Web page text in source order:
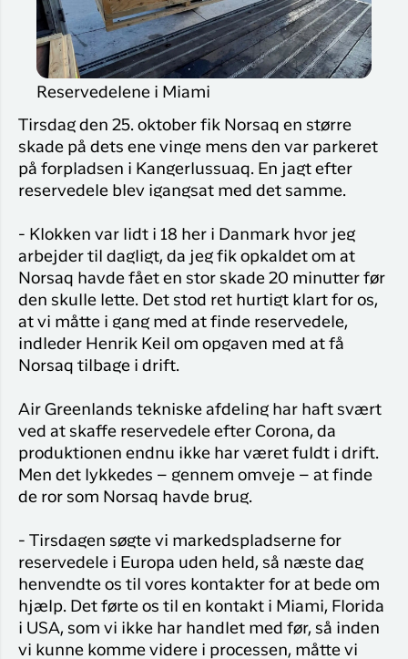
Reservedelene i Miami
Tirsdag den 25. oktober fik Norsaq en større
skade på dets ene vinge mens den var parkeret
på forpladsen i Kangerlussuaq. En jagt efter
reservedele blev igangsat med det samme.
- Klokken var lidt i 18 her i Danmark hvor jeg
arbejder til dagligt, da jeg fik opkaldet om at
Norsaq havde fået en stor skade 20 minutter før
den skulle lette. Det stod ret hurtigt klart for os,
at vi måtte i gang med at finde reservedele,
indleder Henrik Keil om opgaven med at få
Norsaq tilbage i drift.
Air Greenlands tekniske afdeling har haft svært
ved at skaffe reservedele efter Corona, da
produktionen endnu ikke har været fuldt i drift.
Men det lykkedes – gennem omveje – at finde
de ror som Norsaq havde brug.
- Tirsdagen søgte vi markedspladserne for
reservedele i Europa uden held, så næste dag
henvendte os til vores kontakter for at bede om
hjælp. Det førte os til en kontakt i Miami, Florida
i USA, som vi ikke har handlet med før, så inden
vi kunne komme videre i processen, måtte vi